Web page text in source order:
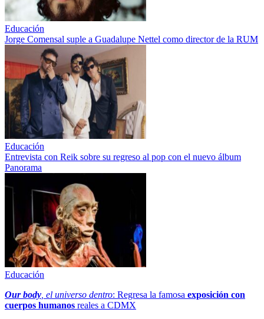
Educación
Jorge Comensal suple a Guadalupe Nettel como director de la RUM
Educación
Entrevista con Reik sobre su regreso al pop con el nuevo álbum
Panorama
Educación
Our body , el universo dentro: Regresa la famosa exposición con
cuerpos humanos reales a CDMX